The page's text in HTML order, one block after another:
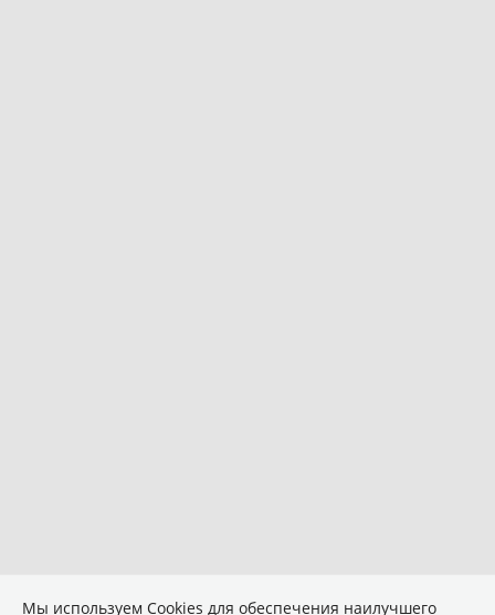
Мы используем Сookies для обеспечения наилучшего